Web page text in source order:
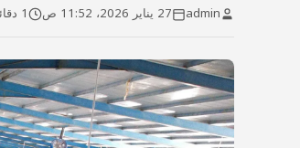
admin 27 يناير 2026، 11:52 ص 1 دقائق قراءة